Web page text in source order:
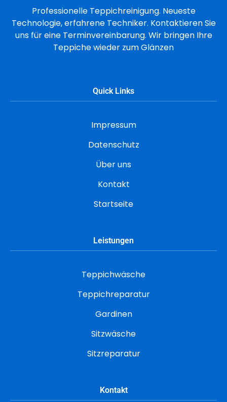
Professionelle Teppichreinigung. Neueste
Technologie, erfahrene Techniker. Kontaktieren Sie
uns für eine Terminvereinbarung. Wir bringen Ihre
Teppiche wieder zum Glänzen
Quick Links
Impressum
Datenschutz
Über uns
Kontakt
Startseite
Leistungen
Teppichwäsche
Teppichreparatur
Gardinen
Sitzwäsche
Sitzreparatur
Kontakt